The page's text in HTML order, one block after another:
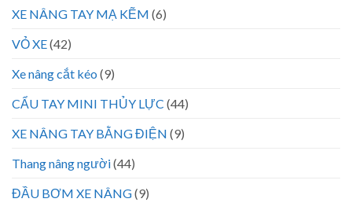
XE NÂNG TAY MẠ KẼM (6)
VỎ XE(42)
Xe nâng cắt kéo (9)
CẨU TAY MINI THỦY LỰC (44)
XE NÂNG TAY BẰNG ĐIỆN (9)
Thang nâng người(44)
ĐẦU BƠM XE NÂNG(9)